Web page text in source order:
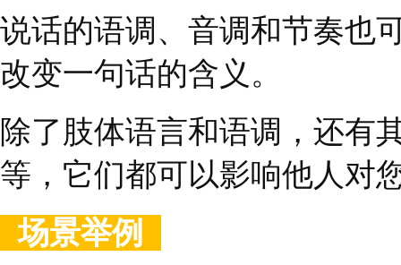
遇到的困难吗？”
如果对方防备心很强，
也可能本就是个安静或
鼓励他们积极参与工作
我们团队在一起合作，